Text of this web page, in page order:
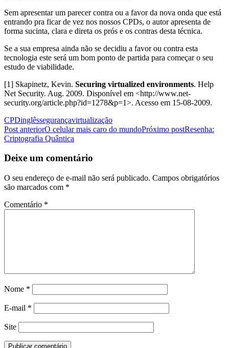
Sem apresentar um parecer contra ou a favor da nova onda que está
entrando pra ficar de vez nos nossos CPDs, o autor apresenta de
forma sucinta, clara e direta os prós e os contras desta técnica.
Se a sua empresa ainda não se decidiu a favor ou contra esta
tecnologia este será um bom ponto de partida para começar o seu
estudo de viabilidade.
[1] Skapinetz, Kevin. Securing virtualized environments. Help
Net Security. Aug. 2009. Disponível em <http://www.net-
security.org/article.php?id=1278&p=1>. Acesso em 15-08-2009.
CPDinglêssegurançavirtualização
Navegação
de
posts
Post anteriorO celular mais caro do mundoPróximo postResenha:
Criptografia Quântica
Deixe um comentário
O seu endereço de e-mail não será publicado. Campos obrigatórios
são marcados com *
Comentário *
Nome *
E-mail *
Site